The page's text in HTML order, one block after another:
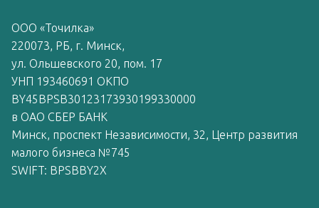
ООО «Точилка»
220073, РБ, г. Минск,
ул. Ольшевского 20, пом. 17
УНП 193460691 ОКПО
BY45BPSB30123173930199330000
в ОАО СБЕР БАНК
Минск, проспект Независимости, 32, Центр развития
малого бизнеса №745
SWIFT: BPSBBY2X